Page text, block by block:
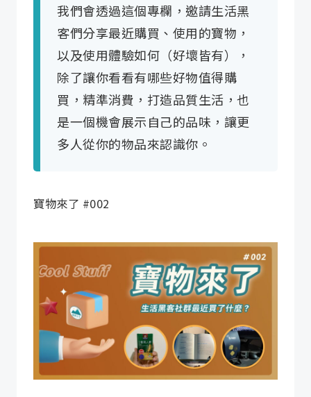
我們會透過這個專欄，邀請生活黑
客們分享最近購買、使用的寶物，
以及使用體驗如何（好壞皆有），
除了讓你看看有哪些好物值得購
買，精準消費，打造品質生活，也
是一個機會展示自己的品味，讓更
多人從你的物品來認識你。
寶物來了 #002